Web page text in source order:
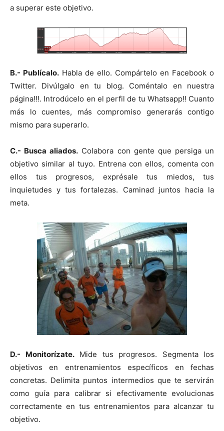
a superar este objetivo.
B.- Publícalo. Habla de ello. Compártelo en Facebook o
Twitter. Divúlgalo en tu blog. Coméntalo en nuestra
página!!!. Introdúcelo en el perfil de tu Whatsapp!! Cuanto
más lo cuentes, más compromiso generarás contigo
mismo para superarlo.
C.- Busca aliados. Colabora con gente que persiga un
objetivo similar al tuyo. Entrena con ellos, comenta con
ellos tus progresos, exprésale tus miedos, tus
inquietudes y tus fortalezas. Caminad juntos hacia la
meta.
D.- Monitorízate.Mide tus progresos. Segmenta los
objetivos en entrenamientos específicos en fechas
concretas. Delimita puntos intermedios que te servirán
como guía para calibrar si efectivamente evolucionas
correctamente en tus entrenamientos para alcanzar tu
objetivo.